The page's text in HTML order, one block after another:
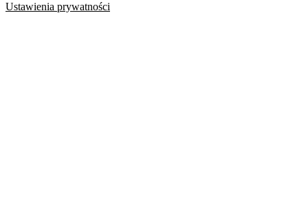
Ustawienia prywatności